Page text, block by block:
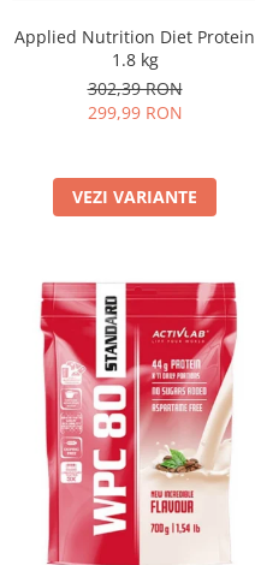
Universal
Applied Nutrition Diet Protein
1.8 kg
302,39 RON
299,99 RON
VEZI VARIANTE